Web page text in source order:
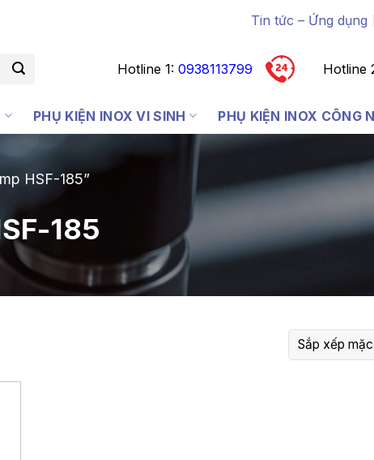
Tin tức – Ứng dụng
Hotline 1:0938113799 Hotline
PHỤ KIỆN INOX VI SINH PHỤ KIỆN INOX CÔNG
HSF-185”
185